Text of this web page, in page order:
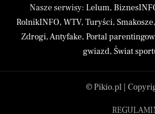
Nasze serwisy: Lelum,
RolnikINFO, WTV, Turyści, Smakosze,
Zdrogi,Antyfake, Portal
gwiazd, Świat
© Pikio.pl |